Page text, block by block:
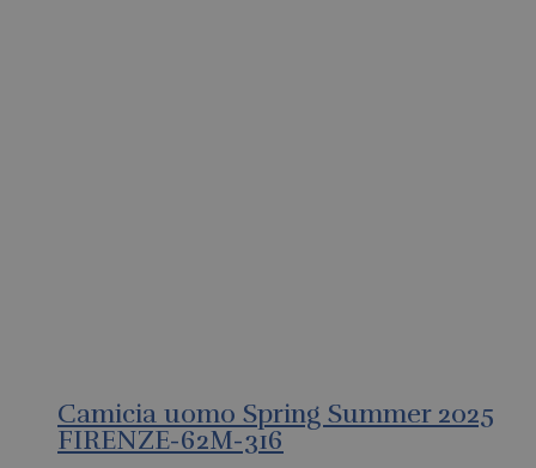
Camicia uomo Spring Summer 2025
FIRENZE-62M-316